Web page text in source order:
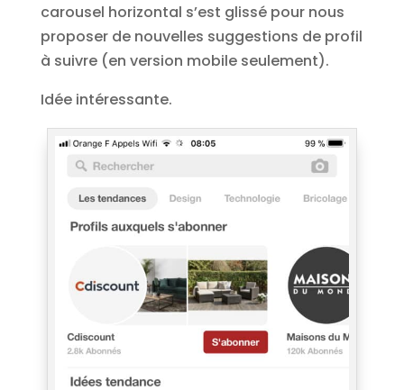
carousel horizontal s’est glissé pour nous
proposer de nouvelles suggestions de profil
à suivre (en version mobile seulement).
Idée intéressante.